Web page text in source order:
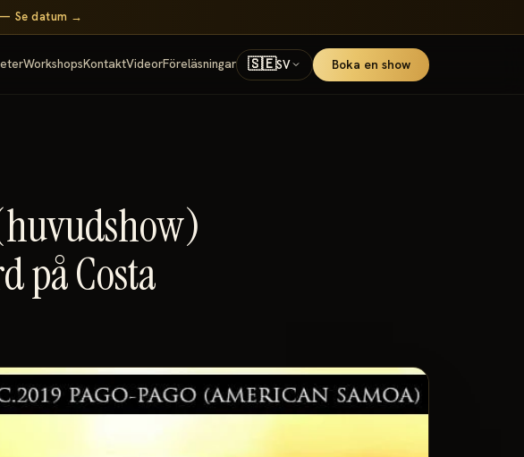
— Se datum →
WorkshopsKontaktVideorFöreläsningar 🇸🇪SV Boka en show
på Costa